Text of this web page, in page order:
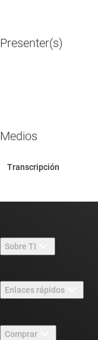
Presenter(s)
Medios
Sobre TI
Carreras laborales
Sala de redacción
Enlaces rápidos
Comprar